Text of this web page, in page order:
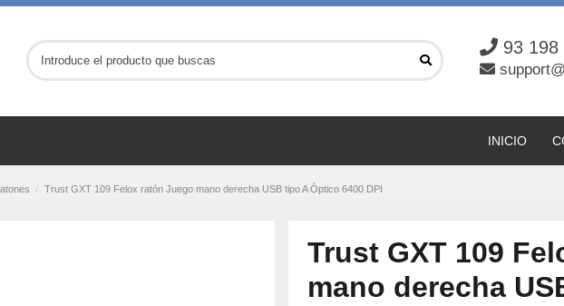
93 198
INICIO
Trust GXT 109 Felox ratón Juego mano derecha USB tipo A Óptico 6400 DPI
Trust GXT 109
mano derecha